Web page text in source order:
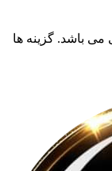
می باشد. گزینه ها